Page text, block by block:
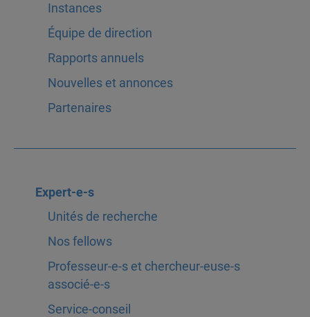
Instances
Équipe de direction
Rapports annuels
Nouvelles et annonces
Partenaires
Expert-e-s
Unités de recherche
Nos fellows
Professeur-e-s et chercheur-euse-s
associé-e-s
Service-conseil